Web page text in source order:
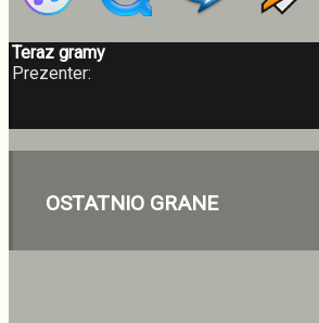
Teraz gramy
Prezenter:
OSTATNIO GRANE